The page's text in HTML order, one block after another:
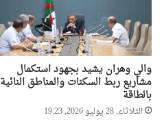
شرطة وهران تطيح بمستغلي
الشواطئ غير الشرعيين وتحجز
عشرات الكراسي والطاولات
والشمسيات
بلدية وهران تتجند غدا لحملة
تطوعية كبرى لتنظيف مختلف
والي وهران يشيد بجهود استكمال
مشاريع ربط السكنات والمناطق النائية
بالطاقة
الثلاثاء, 28 يوليو 2026, 19:23